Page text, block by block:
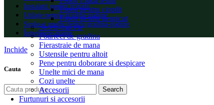
Topor pentru cioplit
Topor pentru despicat
Seceri-macete
Foarfeci de gradina
Fierastraie de mana
Ustensile pentru altoit
Pene pentru doborare si despicare
Unelte mici de mana
Cozi unelte
Accesorii
Furtunuri si accesorii
Instalatii pentru irigatii
Utilaje pentru gradina-padure
Scule si unelte pentru gradina-padure
Întretinere plante
Inchide
Cauta
Search